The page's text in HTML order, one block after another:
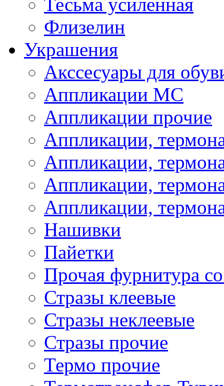
Флизелин
Украшения
Акссесуары для
Аппликации МС
Аппликации прочие
Аппликации,
Аппликации,
Аппликации,
Аппликации,
Нашивки
Пайетки
Прочая фурнитура
Стразы клеевые
Стразы неклеевые
Стразы прочие
Термо прочие